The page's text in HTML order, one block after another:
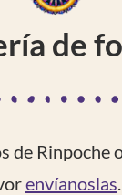
de
de Rinpoche
envíanoslas